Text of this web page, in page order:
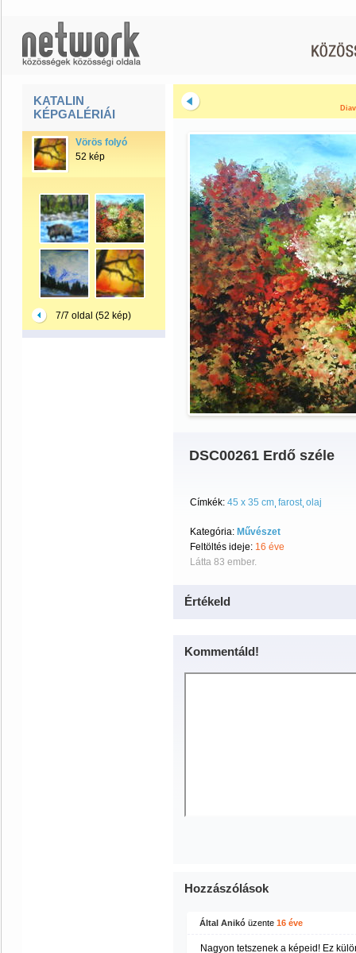
KATALIN
KÉPGALÉRIÁI
Vörös folyó
52 kép
7/7 oldal (52 kép)
DSC00261 Erdő széle
Címkék: 45 x 35 cm farost olaj
Kategória: Művészet
Feltöltés ideje: 16 éve
Látta 83 ember.
Értékeld
Kommentáld!
Hozzászólások
Által Anikó üzente 16 éve
Nagyon tetszenek a képeid! Ez